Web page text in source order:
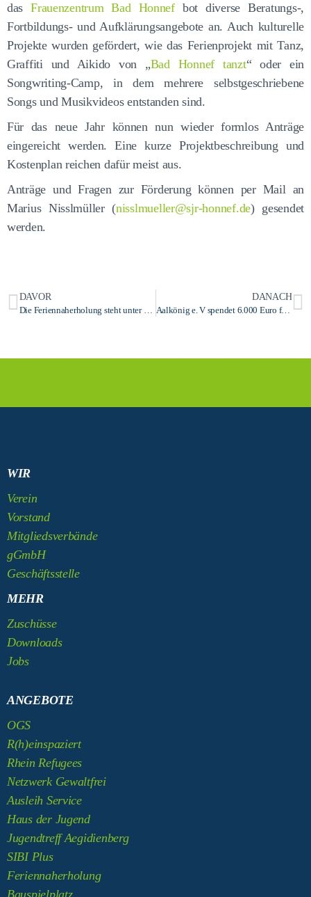
dasFrauenzentrum Bad Honnefbot diverse Beratungs-,
Fortbildungs- und Aufklärungsangebote an. Auch kulturelle
Projekte wurden gefördert, wie das Ferienprojekt mit Tanz,
Graffiti und Aikido von „Bad Honnef tanzt“ oder ein
Songwriting-Camp, in dem mehrere selbstgeschriebene
Songs und Musikvideos entstanden sind.
Für das neue Jahr können nun wieder formlos Anträge
eingereicht werden. Eine kurze Projektbeschreibung und
Kostenplan reichen dafür meist aus.
Anträge und Fragen zur Förderung können per Mail an
Marius Nisslmüller (nisslmueller@sjr-honnef.de) gesendet
werden.
DAVOR
Die Feriennaherholung steht unter dem Motto „Märchen“
DANACH
Aalkönig e. V spendet 6.000 Euro für die Teilnahme geflüchteter Kinder an den Angeboten der Offenen Ganztagsschule (OGS)
WIR
Verein
Vorstand
Mitgliedsverbände
gGmbH
Geschäftsstelle
MEHR
Zuschüsse
Downloads
Jobs
ANGEBOTE
OGS
R(h)einspaziert
Rhein Refugees
Netzwerk Gewaltfrei
Ausleih Service
Haus der Jugend
Jugendtreff Aegidienberg
SIBI Plus
Feriennaherholung
Bauspielplatz